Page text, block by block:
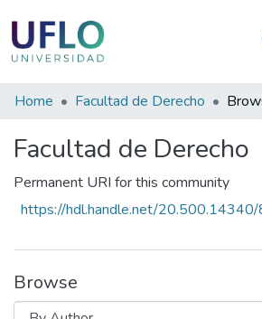
Communities
Collections
All of RIUFLO
Home Facultad de Derecho
Facultad de Derecho
Permanent URI for this community
https://hdl.handle.net/
Browse